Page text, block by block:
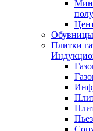
Плитки